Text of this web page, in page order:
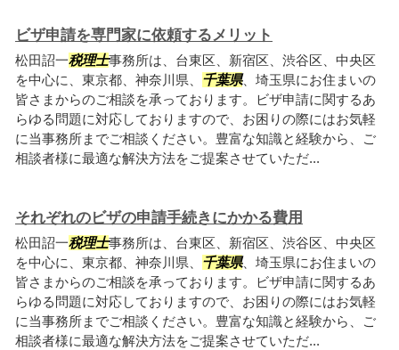
ビザ申請を専門家に依頼するメリット
松田詔一税理士事務所は、台東区、新宿区、渋谷区、中央区
を中心に、東京都、神奈川県、 千葉県、埼玉県にお住まいの
皆さまからのご相談を承っております。ビザ申請に関するあ
らゆる問題に対応しておりますので、お困りの際にはお気軽
に当事務所までご相談ください。豊富な知識と経験から、ご
相談者様に最適な解決方法をご提案させていただ...
それぞれのビザの申請手続きにかかる費用
松田詔一税理士事務所は、台東区、新宿区、渋谷区、中央区
を中心に、東京都、神奈川県、 千葉県、埼玉県にお住まいの
皆さまからのご相談を承っております。ビザ申請に関するあ
らゆる問題に対応しておりますので、お困りの際にはお気軽
に当事務所までご相談ください。豊富な知識と経験から、ご
相談者様に最適な解決方法をご提案させていただ...